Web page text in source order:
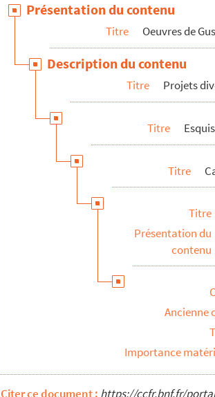
Présentation du contenu
Titre Oeuvres de
Description du contenu
Titre Projets
Titre
Titre
Titre
Présentation du
contenu
Ancienne
Importance
Citer ce document : https://ccfr.bnf.fr/